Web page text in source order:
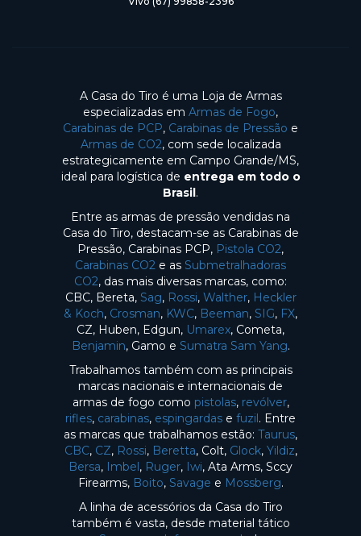
A Casa do Tiro é uma Loja de Armas
especializadas em Armas de Fogo,
Carabinas de PCP, Carabinas de Pressão e
Armas de CO2, com sede localizada
estrategicamente em Campo Grande/MS,
ideal para logística de entrega em todo o
Brasil.
Entre as armas de pressão vendidas na
Casa do Tiro, destacam-se as Carabinas de
Pressão, Carabinas PCP, Pistola CO2,
Carabinas CO2 e as Submetralhadoras
CO2, das mais diversas marcas, como:
CBC, Bereta, Sag, Rossi, Walther, Heckler
& Koch, Crosman, KWC, Beeman, SIG, FX,
CZ, Huben, Edgun, Umarex, Cometa,
Benjamin, Gamo e Sumatra Sam Yang.
Trabalhamos também com as principais
marcas nacionais e internacionais de
armas de fogo como pistolas, revólver,
rifles, carabinas, espingardas e fuzil. Entre
as marcas que trabalhamos estão: Taurus,
CBC, CZ, Rossi, Beretta, Colt, Glock, Yildiz,
Bersa, Imbel, Ruger, Iwi, Ata Arms, Sccy
Firearms, Boito, Savage e Mossberg.
A linha de acessórios da Casa do Tiro
também é vasta, desde material tático